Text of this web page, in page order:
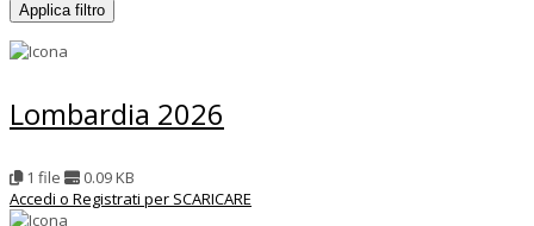
Applica filtro
Lombardia 2026
1 file
0.09 KB
Accedi o Registrati per SCARICARE